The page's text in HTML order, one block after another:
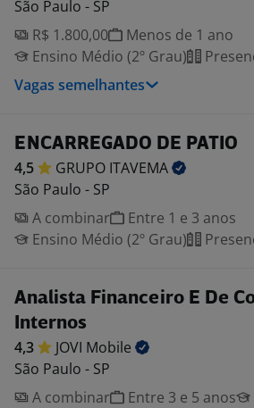
São Paulo - SP
R$ 1.800,00
Menos de 1 ano
Ensino Médio (2º Grau)
Vagas semelhantes
ENCARREGADO DE PATIO
4,5 GRUPO ITAVEMA
São Paulo - SP
A combinar
Entre 1 e 3 anos
Ensino Médio (2º Grau)
Analista Financeiro E De
Internos
4,3 JOVI Mobile
São Paulo - SP
A combinar
Entre 3 e 5 anos